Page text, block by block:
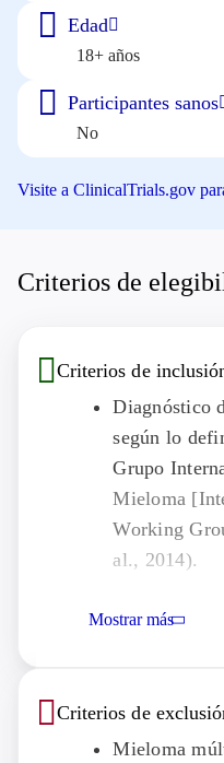
Edad
18+ años
Participantes sanos
No
Visite a ClinicalTrials.gov
Criterios de
Criterios de
Diagnóstico
según lo
Grupo
Mieloma
Working
al., 2014).
del IMWG
y ≥1 g/dl
Mostrar más
Criterios de
Mieloma